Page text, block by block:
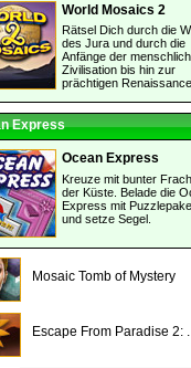
World Mosaics 2
Rätsel Dich durch die
des Jura und durch die
Anfänge der
Zivilisation bis hin zur
prächtigen
Express
Ocean Express
Kreuze mit bunter
der Küste. Belade die
Express mit
und setze Segel.
Mosaic Tomb of Mystery
Escape From Paradise 2: